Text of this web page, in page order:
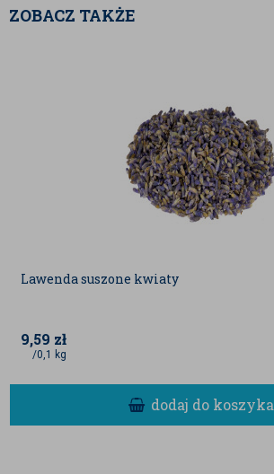
ZOBACZ TAKŻE
Lawenda suszone kwiaty
9,59 zł
/0,1 kg
dodaj do koszyka